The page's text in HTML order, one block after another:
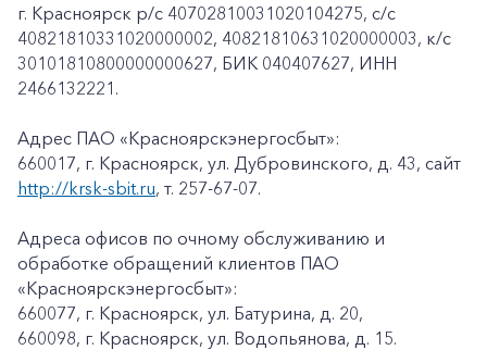
г. Красноярск p/c 40702810031020104275, с/с
40821810331020000002, 40821810631020000003, к/c
30101810800000000627, БИК 040407627, ИНН
2466132221.
Адрес ПАО «Красноярскэнергосбыт»:
660017, г. Красноярск, ул. Дубровинского, д. 43, сайт
http://krsk-sbit.ru, т. 257-67-07.
Адреса офисов по очному обслуживанию и
обработке обращений клиентов ПАО
«Красноярскэнергосбыт»:
660077, г. Красноярск, ул. Батурина, д. 20,
660098, г. Красноярск, ул. Водопьянова, д. 15.